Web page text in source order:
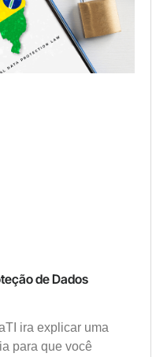
de Dados
ira explicar uma
para que você